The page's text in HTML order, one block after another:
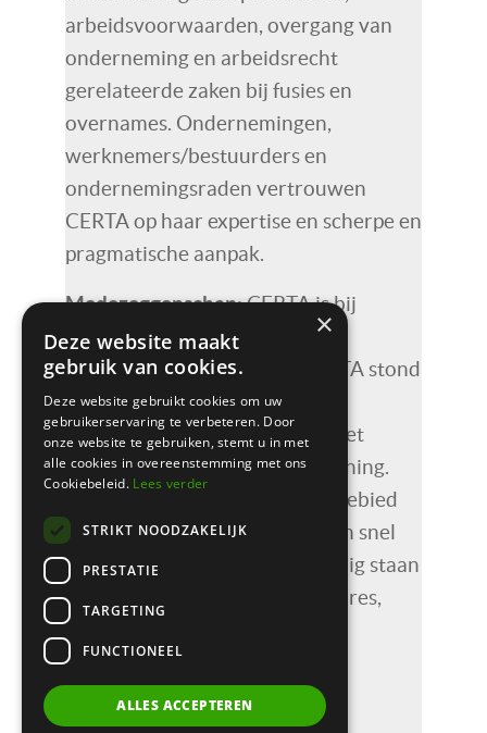
arbeidsvoorwaarden, overgang van
onderneming en arbeidsrecht
gerelateerde zaken bij fusies en
overnames. Ondernemingen,
werknemers/bestuurders en
ondernemingsraden vertrouwen
CERTA op haar expertise en scherpe en
pragmatische aanpak.
Medezeggenschap: CERTA is bij
uitstek kundig in het
medezeggenschapsrecht. CERTA stond
tal van ondernemingsraden en
medezeggenschapsraden bij met
advies en juridische ondersteuning.
Over elk aspect van dit rechtsgebied
kunnen wij u adviseren. We zijn snel
en flexibel inzetbaar. Waar nodig staan
wij onze cliënten bij in procedures,
bijvoorbeeld bij de
Ondernemingskamer of de
kantonrechter.
×
Deze website maakt
gebruik van cookies.
Deze website gebruikt cookies om uw
gebruikerservaring te verbeteren. Door
onze website te gebruiken, stemt u in met
alle cookies in overeenstemming met ons
Cookiebeleid. Lees verder
STRIKT NOODZAKELIJK
PRESTATIE
TARGETING
FUNCTIONEEL
ALLES ACCEPTEREN